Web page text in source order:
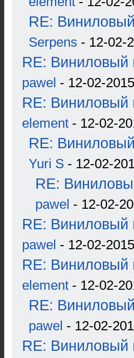
RE:
Serpens - 12-02-
RE: Виниловый
pawel - 12-02-
RE: Виниловый
element - 12-02-
RE:
Yuri S - 12-02-
RE:
pawel - 12-02-
RE: Виниловый
pawel - 12-02-
RE: Виниловый
element - 12-02-
RE:
pawel - 12-02-
RE: Виниловый